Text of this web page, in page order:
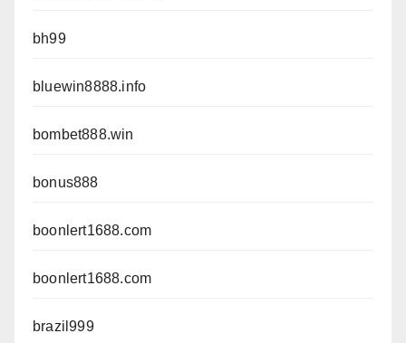
bh99
bluewin8888.info
bombet888.win
bonus888
boonlert1688.com
boonlert1688.com
brazil999